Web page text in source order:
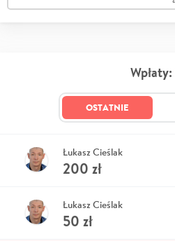
Wpłaty:
OSTATNIE
Łukasz Cieślak
200 zł
Łukasz Cieślak
50 zł